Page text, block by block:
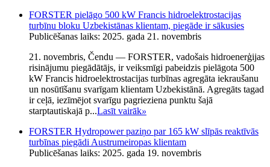
FORSTER pielāgo 500 kW Francis hidroelektrostacijas
turbīnu bloku Uzbekistānas klientam, piegāde ir sākusies
Publicēšanas laiks: 2025. gada 21. novembris
21. novembris, Čendu — FORSTER, vadošais hidroenerģijas
risinājumu piegādātājs, ir veiksmīgi pabeidzis pielāgota 500
kW Francis hidroelektrostacijas turbīnas agregāta iekraušanu
un nosūtīšanu svarīgam klientam Uzbekistānā. Agregāts tagad
ir ceļā, iezīmējot svarīgu pagrieziena punktu šajā
starptautiskajā p...Lasīt vairāk»
FORSTER Hydropower paziņo par 165 kW slīpās reaktīvās
turbīnas piegādi Austrumeiropas klientam
Publicēšanas laiks: 2025. gada 19. novembris